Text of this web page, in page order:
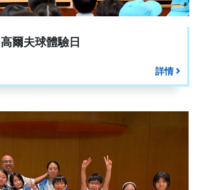
高爾夫球體驗日
詳情